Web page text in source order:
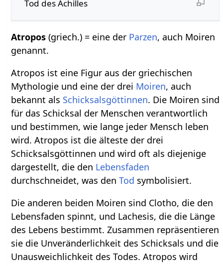
Tod des Achilles
Atropos (griech.) = eine der Parzen, auch Moiren
genannt.
Atropos ist eine Figur aus der griechischen
Mythologie und eine der drei Moiren, auch
bekannt als Schicksalsgöttinnen. Die Moiren sind
für das Schicksal der Menschen verantwortlich
und bestimmen, wie lange jeder Mensch leben
wird. Atropos ist die älteste der drei
Schicksalsgöttinnen und wird oft als diejenige
dargestellt, die den Lebensfaden
durchschneidet, was denTod symbolisiert.
Die anderen beiden Moiren sind Clotho, die den
Lebensfaden spinnt, und Lachesis, die die Länge
des Lebens bestimmt. Zusammen repräsentieren
sie die Unveränderlichkeit des Schicksals und die
Unausweichlichkeit des Todes. Atropos wird